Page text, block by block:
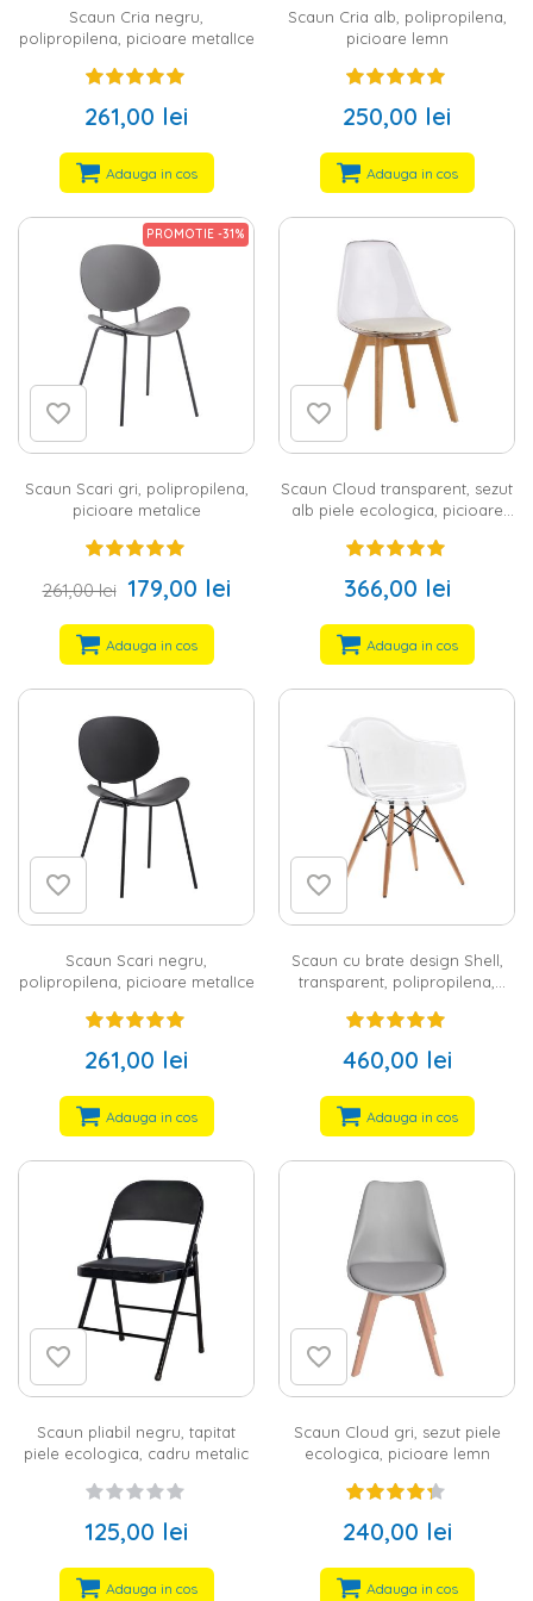
Scaun Cria negru,
polipropilena, picioare metalIce
261,00 lei
Adauga in cos
Scaun Cria alb, polipropilena,
picioare lemn
250,00 lei
Adauga in cos
PROMOTIE -31%
Scaun Scari gri, polipropilena,
picioare metalice
261,00 lei 179,00 lei
Adauga in cos
Scaun Cloud transparent, sezut
alb piele ecologica, picioare
366,00 lei
Adauga in cos
Scaun Scari negru,
polipropilena, picioare metalIce
261,00 lei
Adauga in cos
Scaun cu brate design Shell,
transparent, polipropilena,
460,00 lei
Adauga in cos
Scaun pliabil negru, tapitat
piele ecologica, cadru metalic
125,00 lei
Adauga in cos
Scaun Cloud gri, sezut piele
ecologica, picioare lemn
240,00 lei
Adauga in cos